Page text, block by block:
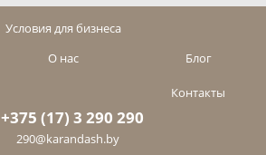
Условия для бизнеса
О нас Блог
Контакты
+375 (17) 3 290 290
290@karandash.by